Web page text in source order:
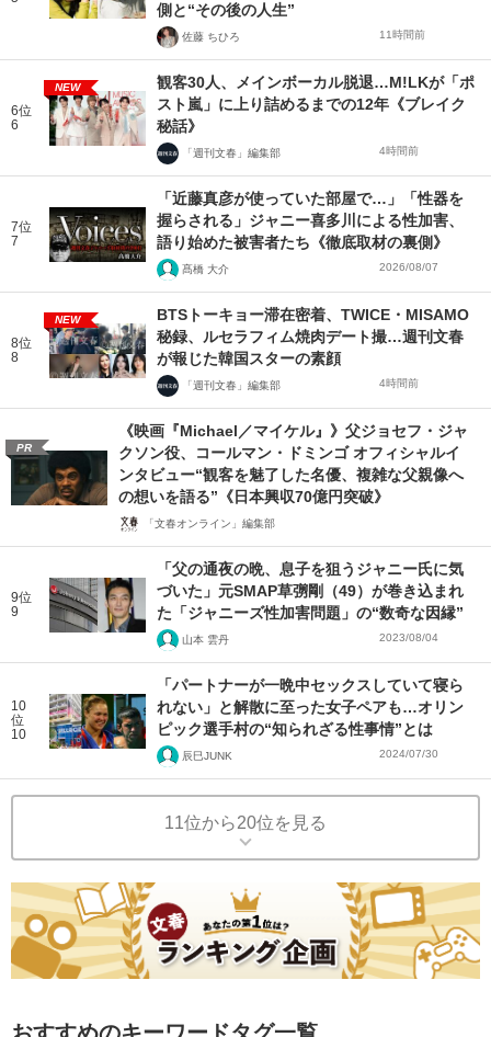
側と“その後の人生”
佐藤 ちひろ 11時間前
6位
6
NEW
観客30人、メインボーカル脱退…M!LKが「ポ
スト嵐」に上り詰めるまでの12年《ブレイク
秘話》
「週刊文春」編集部 4時間前
7位
7
「近藤真彦が使っていた部屋で…」「性器を
握らされる」ジャニー喜多川による性加害、
語り始めた被害者たち《徹底取材の裏側》
髙橋 大介 2026/08/07
8位
8
NEW
BTSトーキョー滞在密着、TWICE・MISAMO
秘録、ルセラフィム焼肉デート撮…週刊文春
が報じた韓国スターの素顔
「週刊文春」編集部 4時間前
PR
《映画『Michael／マイケル』》父ジョセフ・ジャ
クソン役、コールマン・ドミンゴ オフィシャルイ
ンタビュー“観客を魅了した名優、複雑な父親像へ
の想いを語る”《日本興収70億円突破》
「文春オンライン」編集部
9位
9
「父の通夜の晩、息子を狙うジャニー氏に気
づいた」元SMAP草彅剛（49）が巻き込まれ
た「ジャニーズ性加害問題」の“数奇な因縁”
山本 雲丹 2023/08/04
10
位
10
「パートナーが一晩中セックスしていて寝ら
れない」と解散に至った女子ペアも…オリン
ピック選手村の“知られざる性事情”とは
辰巳JUNK 2024/07/30
11位から20位を見る